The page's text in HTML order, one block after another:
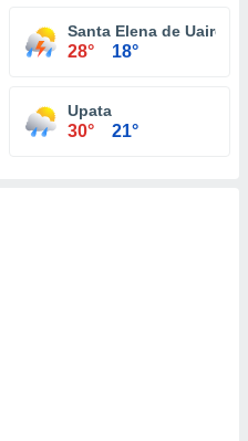
Santa Elena de Uairen
28° 18°
Upata
30° 21°